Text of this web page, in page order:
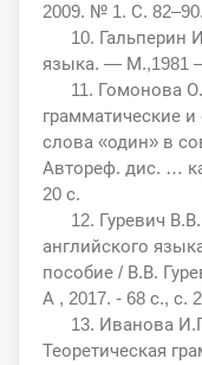
2009. № 1. С. 82–90.
10. Гальперин
языка. — М.,1981
11. Гомонова
грамматические
слова «один» в
Автореф. дис. …
20 с.
12. Гуревич
английского
пособие / В.В.
А , 2017. - 68 с., с.
13. Иванова
Теоретическая